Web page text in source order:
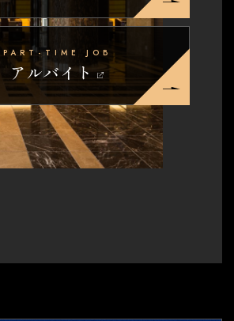
PART-TIME JOB
アルバイト